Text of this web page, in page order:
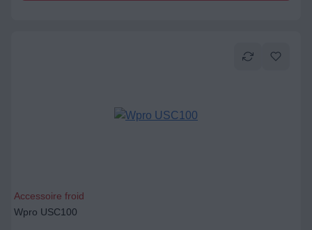
Accessoire froid
Wpro USC100